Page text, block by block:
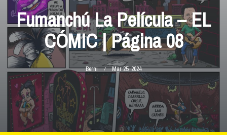
Fumanchú La Película – EL
CÓMIC | Página 08
Berni Mar 25, 2024